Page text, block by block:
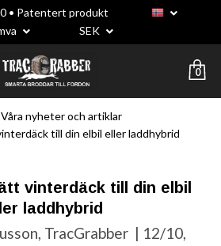
• Patentert produkt
SEK
0
Våra nyheter och artiklar
till din elbil eller laddhybrid
vinterdäck till din elbil
laddhybrid
TracGrabber | 12/10,